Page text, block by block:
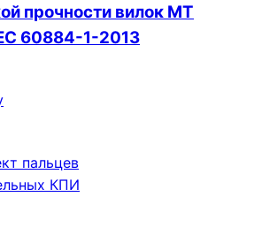
прочности вилок МТ
60884-1-2013